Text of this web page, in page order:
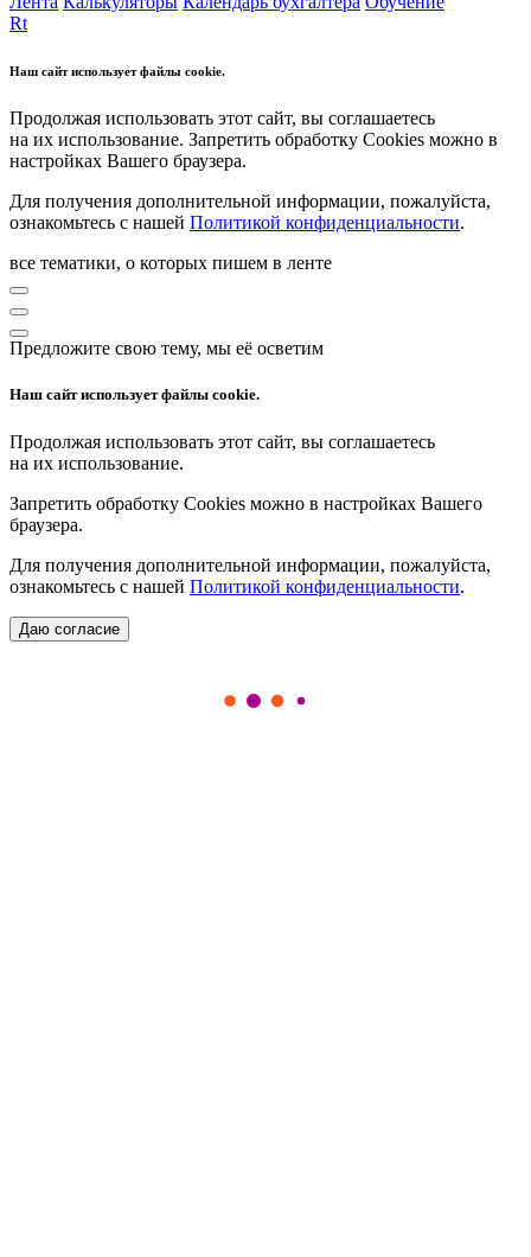
Rt
Наш сайт использует файлы cookie.
Продолжая использовать этот сайт, вы соглашаетесь
на их использование. Запретить обработку Cookies можно в
настройках Вашего браузера.
Для получения дополнительной информации, пожалуйста,
ознакомьтесь с нашей Политикой конфиденциальности.
все тематики, о которых пишем в ленте
Предложите свою тему, мы её осветим
Наш сайт использует файлы cookie.
Продолжая использовать этот сайт, вы соглашаетесь
на их использование.
Запретить обработку Cookies можно в настройках Вашего
браузера.
Для получения дополнительной информации, пожалуйста,
ознакомьтесь с нашей Политикой конфиденциальности.
Даю согласие